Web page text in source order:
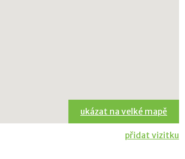
ukázat na velké mapě
přidat vizitku